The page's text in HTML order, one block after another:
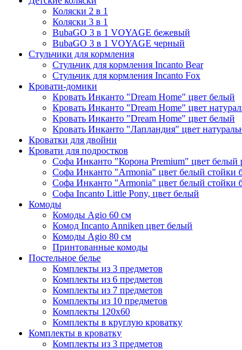
Коляски 2 в 1
Коляски 3 в 1
BubaGO 3 в 1 VOYAGE бежевый
BubaGO 3 в 1 VOYAGE черный
Стульчики для кормления
Стульчик для кормления Incanto Bear
Стульчик для кормления Incanto Fox
Кровати-домики
Кровать Инканто "Dream Home" цвет белый
Кровать Инканто "Dream Home" цвет
Кровать Инканто "Dream Home" цвет белый
Кровать Инканто "Лапландия" цвет
Кроватки для двойни
Кровати для подростков
Софа Инканто "Корона Premium" цвет белый
Софа Инканто "Armonia" цвет белый стойки
Софа Инканто "Armonia" цвет белый стойки
Софа Incanto Little Pony, цвет белый
Комоды
Комоды Agio 60 см
Комод Incanto Anniken цвет белый
Комоды Agio 80 см
Принтованные комоды
Постельное белье
Комплекты из 3 предметов
Комплекты из 6 предметов
Комплекты из 7 предметов
Комплекты из 10 предметов
Комплекты 120х60
Комплекты в круглую кроватку
Комплекты в кроватку
Комплекты из 3 предметов